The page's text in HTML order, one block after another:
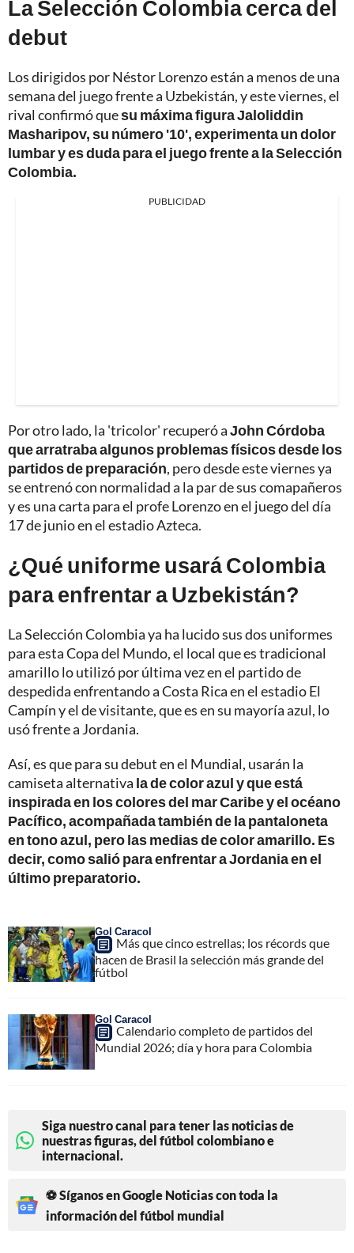
La Selección Colombia cerca del
debut
Los dirigidos por Néstor Lorenzo están a menos de una
semana del juego frente a Uzbekistán, y este viernes, el
rival confirmó quesu máxima figura Jaloliddin
Masharipov, su número '10', experimenta un dolor
lumbar y es duda para el juego frente a la Selección
Colombia.
PUBLICIDAD
Por otro lado, la 'tricolor' recuperó aJohn Córdoba
que arratraba algunos problemas físicos desde los
partidos de preparación, pero desde este viernes ya
se entrenó con normalidad a la par de sus comapañeros
y es una carta para el profe Lorenzo en el juego del día
17 de junio en el estadio Azteca.
¿Qué uniforme usará Colombia
para enfrentar a Uzbekistán?
La Selección Colombia ya ha lucido sus dos uniformes
para esta Copa del Mundo, el local que es tradicional
amarillo lo utilizó por última vez en el partido de
despedida enfrentando a Costa Rica en el estadio El
Campín y el de visitante, que es en su mayoría azul, lo
usó frente a Jordania.
Así, es que para su debut en el Mundial, usarán la
camiseta alternativa la de color azul y que está
inspirada en los colores del mar Caribe y el océano
Pacífico, acompañada también de la pantaloneta
en tono azul, pero las medias de color amarillo. Es
decir, como salió para enfrentar a Jordania en el
último preparatorio.
Gol Caracol
Más que cinco estrellas; los récords que
hacen de Brasil la selección más grande del
fútbol
Gol Caracol
Calendario completo de partidos del
Mundial 2026; día y hora para Colombia
Siga nuestro canal para tener las noticias de
nuestras figuras, del fútbol colombiano e
internacional.
⚽ Síganos en Google Noticias con toda la
información del fútbol mundial